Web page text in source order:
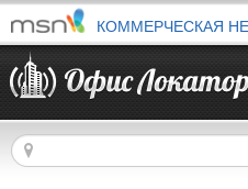
КОММЕРЧЕСКАЯ